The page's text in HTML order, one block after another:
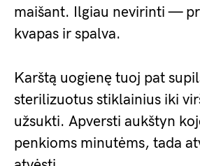
maišant. Ilgiau nevirinti —
kvapas ir spalva.
Karštą uogienę tuoj pat
sterilizuotus stiklainius iki
užsukti. Apversti aukštyn
penkioms minutėms, tada